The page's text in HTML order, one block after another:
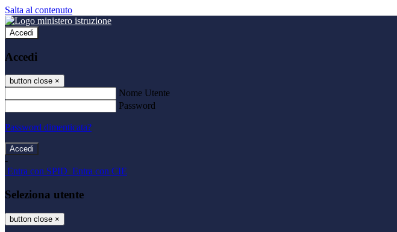
Salta al contenuto
Accedi
Accedi
button close ×
Nome Utente
Password
Password dimenticata?
-
Entra con SPID Entra con CIE
Seleziona utente
button close ×